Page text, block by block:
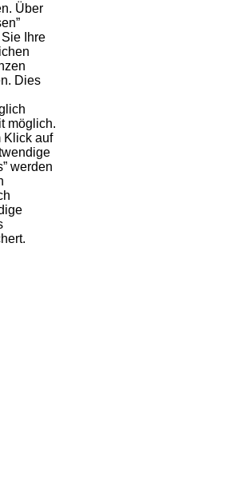
Über
Ihre
Dies
möglich.
Klick auf
werden